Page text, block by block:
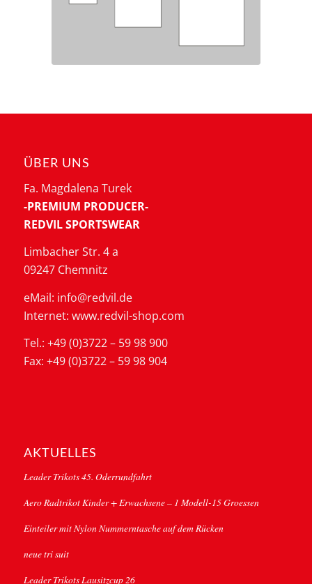
ÜBER UNS
Fa. Magdalena Turek
-PREMIUM PRODUCER-
REDVIL SPORTSWEAR
Limbacher Str. 4 a
09247 Chemnitz
eMail: info@redvil.de
Internet: www.redvil-shop.com
Tel.: +49 (0)3722 – 59 98 900
Fax: +49 (0)3722 – 59 98 904
AKTUELLES
Leader Trikots 45. Oderrundfahrt
Aero Radtrikot Kinder + Erwachsene – 1 Modell-15 Groessen
Einteiler mit Nylon Nummerntasche auf dem Rücken
neue tri suit
Leader Trikots Lausitzcup 26